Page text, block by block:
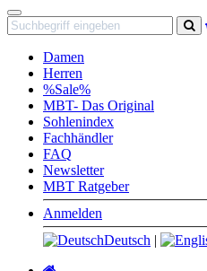
Navigation
Damen
Herren
%Sale%
MBT- Das Original
Sohlenindex
Fachhändler
FAQ
Newsletter
MBT Ratgeber
Anmelden
Deutsch |